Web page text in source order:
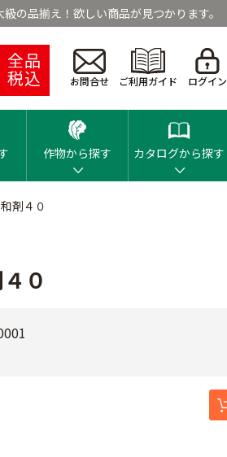
の品揃え！欲しい商品が見つかります。
全品
税込 お問合せ ご利用ガイド ログイン
作物から探す カタログから探す
剤４０
０